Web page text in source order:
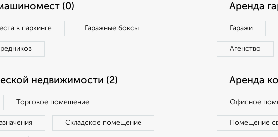
(0)
в паркинге Гаражные боксы
Аренда
Гаражи
Агенство
недвижимости (2)
Торговое помещение
Складское помещение
Аренда
Офисное
Помещение